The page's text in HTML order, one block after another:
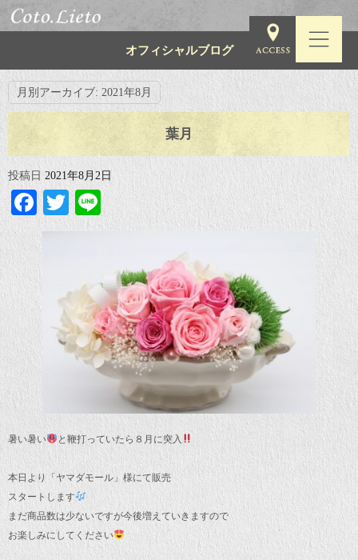
オフィシャルブログ
月別アーカイブ: 2021年8月
葉月
投稿日 2021年8月2日
Facebook
Twitter
Line
暑い暑い と鞭打っていたら８月に突入
本日より「ヤマダモール」様にて販売
スタートします
まだ商品数は少ないですが今後増えていきますので
お楽しみにしてください